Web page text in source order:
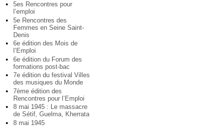
5es Rencontres pour
l’emploi
5e Rencontres des
Femmes en Seine Saint-
Denis
6e édition des Mois de
l’Emploi
6e édition du Forum des
formations post-bac
7e édition du festival Villes
des musiques du Monde
7ème édition des
Rencontres pour l’Emploi
8 mai 1945 : Le massacre
de Sétif, Guelma, Kherrata
8 mai 1945